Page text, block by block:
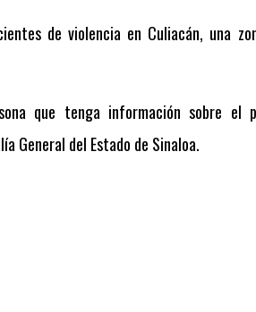
de violencia en Culiacán, una
que tenga información sobre el
General del Estado de Sinaloa.